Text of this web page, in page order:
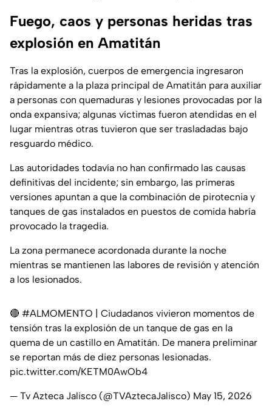
Fuego, caos y personas heridas tras
explosión en Amatitán
Tras la explosión, cuerpos de emergencia ingresaron
rápidamente a la plaza principal de Amatitán para auxiliar
a personas con quemaduras y lesiones provocadas por la
onda expansiva; algunas víctimas fueron atendidas en el
lugar mientras otras tuvieron que ser trasladadas bajo
resguardo médico.
Las autoridades todavía no han confirmado las causas
definitivas del incidente; sin embargo, las primeras
versiones apuntan a que la combinación de pirotecnia y
tanques de gas instalados en puestos de comida habría
provocado la tragedia.
La zona permanece acordonada durante la noche
mientras se mantienen las labores de revisión y atención
a los lesionados.
🔴 #ALMOMENTO | Ciudadanos vivieron momentos de
tensión tras la explosión de un tanque de gas en la
quema de un castillo en Amatitán. De manera preliminar
se reportan más de diez personas lesionadas.
pic.twitter.com/KETM0AwOb4
— Tv Azteca Jalisco (@TVAztecaJalisco) May 15, 2026